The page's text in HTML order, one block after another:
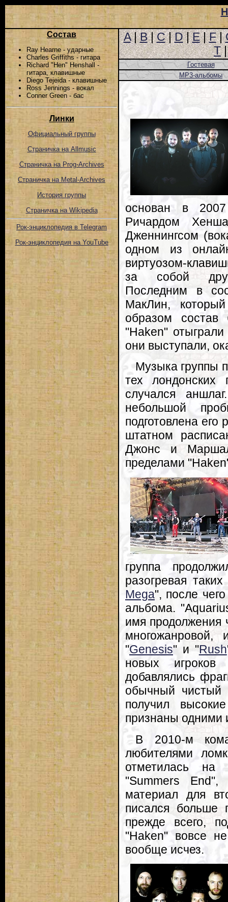
Состав
Ray Hearne - ударные
Charles Griffiths - гитара
Richard "Hen" Henshall -
гитара, клавишные
Diego Tejeida - клавишные
Ross Jennings - вокал
Conner Green - бас
Линки
Официальный группы
Страничка на Allmusic
Страничка на Prog-Archives
Страничка на Metal-Archives
История группы
Страничка на Wikipedia
Рок-энциклопедия в Telegram
Рок-энциклопедия на YouTube
A|B|C|D|E|F|
T
Гостевая
MP3-альбомы
основан в
Ричардом
Дженнингсом
одном из
виртуозом-
за собой
Последним в
МакЛин,
образом
"Haken"
они выступали,
Музыка группы
тех лондонских
случался
небольшой
подготовлена
штатном
Джонс и
пределами
группа
разогревая
Mega", после
альбома.
имя продолжения
"Genesis" и "Rush
новых
добавлялись
обычный чистый
получил
признаны одними
В 2010-м
любителями
отметилась на
"Summers End",
материал для
писался больше
прежде всего,
"Haken" вовсе
вообще исчез.